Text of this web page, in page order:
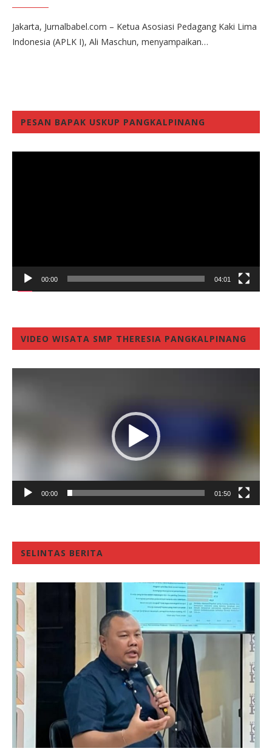
Jakarta, Jurnalbabel.com – Ketua Asosiasi Pedagang Kaki Lima
Indonesia (APLK I), Ali Maschun, menyampaikan…
PESAN BAPAK USKUP PANGKALPINANG
00:00 04:01
VIDEO WISATA SMP THERESIA PANGKALPINANG
00:00 01:50
SELINTAS BERITA